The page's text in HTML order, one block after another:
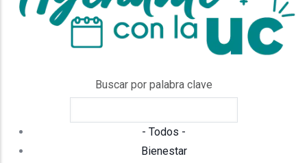
Buscar por palabra clave
- Todos -
Bienestar